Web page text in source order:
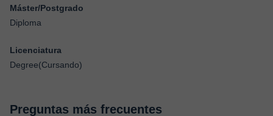
Máster/Postgrado
Diploma
Licenciatura
Degree(Cursando)
Preguntas más frecuentes